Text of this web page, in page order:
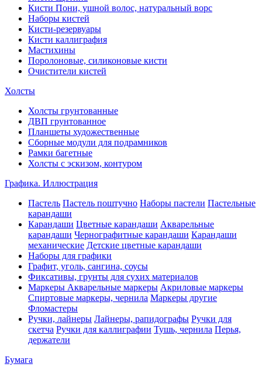
Кисти Пони, ушной волос, натуральный ворс
Наборы кистей
Кисти-резервуары
Кисти каллиграфия
Мастихины
Поролоновые, силиконовые кисти
Очистители кистей
Холсты
Холсты грунтованные
ДВП грунтованное
Планшеты художественные
Сборные модули для подрамников
Рамки багетные
Холсты c эскизом, контуром
Графика. Иллюстрация
Пастель Пастель поштучно Наборы пастели Пастельные
карандаши
Карандаши Цветные карандаши Акварельные
карандаши Чернографитные карандаши Карандаши
механические Детские цветные карандаши
Наборы для графики
Графит, уголь, сангина, соусы
Фиксативы, грунты для сухих материалов
Маркеры Акварельные маркеры Акриловые маркеры
Спиртовые маркеры, чернила Маркеры другие
Фломастеры
Ручки, лайнеры Лайнеры, рапидографы Ручки для
скетча Ручки для каллиграфии Тушь, чернила Перья,
держатели
Бумага